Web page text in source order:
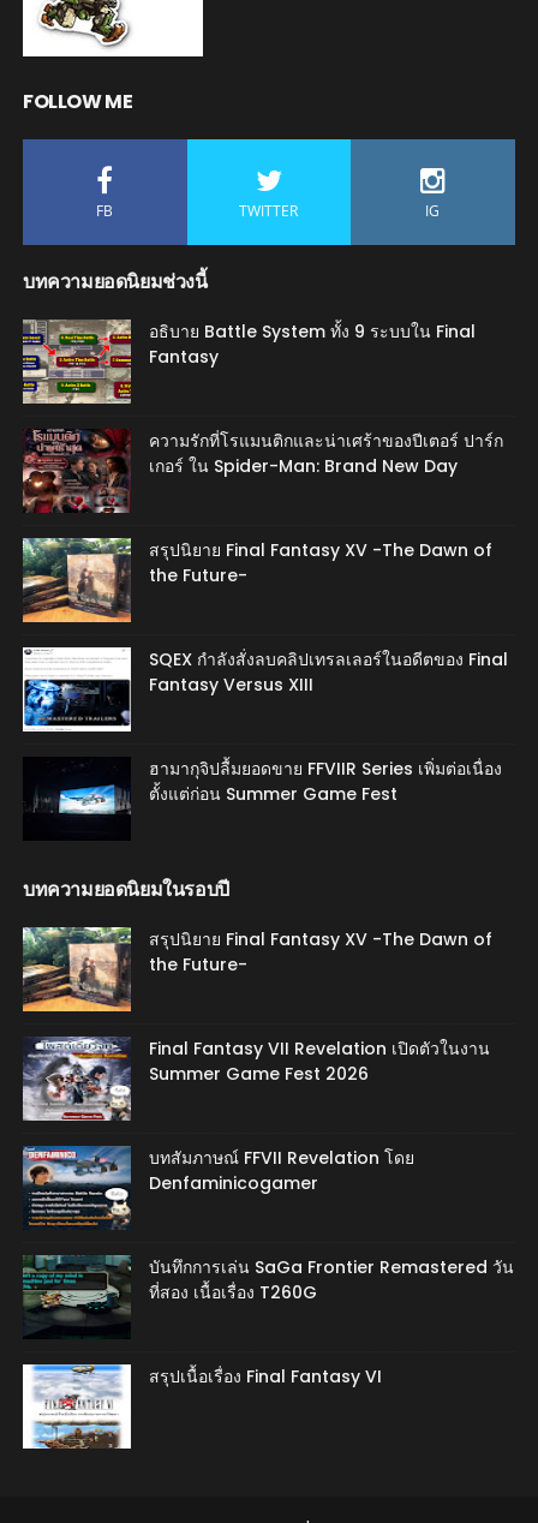
FOLLOW ME
FB TWITTER IG
บทความยอดนิยมช่วงนี้
อธิบาย Battle System ทั้ง 9 ระบบใน Final
Fantasy
ความรักที่โรแมนติกและน่าเศร้าของปีเตอร์ ปาร์ก
เกอร์ ใน Spider-Man: Brand New Day
สรุปนิยาย Final Fantasy XV -The Dawn of
the Future-
SQEX กำลังสั่งลบคลิปเทรลเลอร์ในอดีตของ Final
Fantasy Versus XIII
ฮามากุจิปลื้มยอดขาย FFVIIR Series เพิ่มต่อเนื่อง
ตั้งแต่ก่อน Summer Game Fest
บทความยอดนิยมในรอบปี
สรุปนิยาย Final Fantasy XV -The Dawn of
the Future-
Final Fantasy VII Revelation เปิดตัวในงาน
Summer Game Fest 2026
บทสัมภาษณ์ FFVII Revelation โดย
Denfaminicogamer
บันทึกการเล่น SaGa Frontier Remastered วัน
ที่สอง เนื้อเรื่อง T260G
สรุปเนื้อเรื่อง Final Fantasy VI